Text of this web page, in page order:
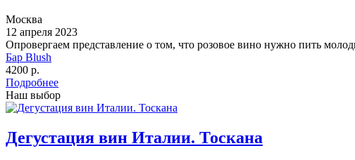
Москва
12 апреля 2023
Опровергаем представление о том, что розовое вино нужно пить
Бар Blush
4200 р.
Подробнее
Наш выбор
Дегустация вин Италии. Тоскана